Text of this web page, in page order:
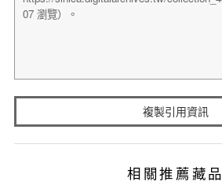
複製引用資訊
相關推薦藏品